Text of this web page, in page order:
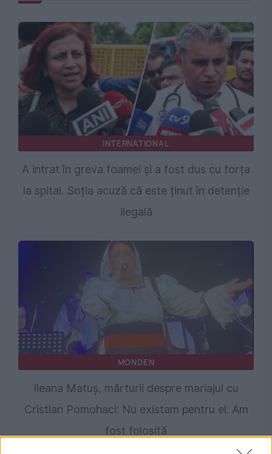
INTERNATIONAL
A intrat în greva foamei și a fost dus cu forța
la spital. Soția acuză că este ținut în detenție
ilegală
MONDEN
Ileana Matuș, mărturii despre mariajul cu
Cristian Pomohaci: Nu existam pentru el. Am
fost folosită